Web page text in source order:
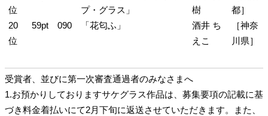
位
プ・グラス」
樹
都］
20
位
59pt 090 「花匂ふ」
酒井 ち
えこ
［神奈
川県］
受賞者、並びに第一次審査通過者のみなさまへ
1.お預かりしておりますサケグラス作品は、募集要項の記載に基
づき料金着払いにて2月下旬に返送させていただきます。また、